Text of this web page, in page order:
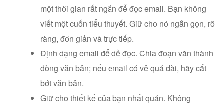
một thời gian rất ngắn để đọc email. Bạn không
viết một cuốn tiểu thuyết. Giữ cho nó ngắn gọn, rõ
ràng, đơn giản và trực tiếp.
Định dạng email để dễ đọc. Chia đoạn văn thành
dòng văn bản; nếu email có vẻ quá dài, hãy cắt
bớt văn bản.
Giữ cho thiết kế của bạn nhất quán. Không